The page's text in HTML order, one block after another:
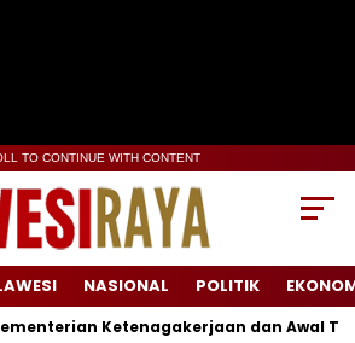
TO CONTINUE WITH CONTENT
NASIONAL POLITIK
Ketenagakerjaan dan Awal